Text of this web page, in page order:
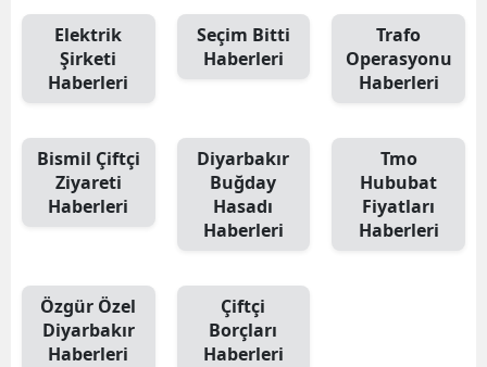
Elektrik
Şirketi
Haberleri
Seçim Bitti
Haberleri
Trafo
Operasyonu
Haberleri
Bismil Çiftçi
Ziyareti
Haberleri
Diyarbakır
Buğday
Hasadı
Haberleri
Tmo
Hububat
Fiyatları
Haberleri
Özgür Özel
Diyarbakır
Haberleri
Çiftçi
Borçları
Haberleri